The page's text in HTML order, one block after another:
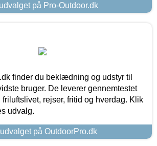
på Pro-Outdoor.dk
finder du beklædning og udstyr til
bruger. De leverer gennemtestet
friluftslivet, rejser, fritid og hverdag. Klik
udvalg.
på OutdoorPro.dk